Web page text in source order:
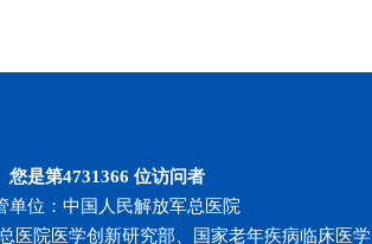
您是第4731366 位访问者
单位：中国人民解放军总医院
医院医学创新研究部、国家老年疾病临床医学